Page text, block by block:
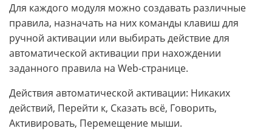
Для каждого модуля можно создавать различные
правила, назначать на них команды клавиш для
ручной активации или выбирать действие для
автоматической активации при нахождении
заданного правила на Web-странице.
Действия автоматической активации: Никаких
действий, Перейти к, Сказать всё, Говорить,
Активировать, Перемещение мыши.